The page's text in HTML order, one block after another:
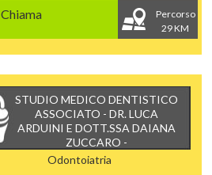
Chiama
Percorso
29 KM
STUDIO MEDICO DENTISTICO
ASSOCIATO - DR. LUCA
ARDUINI E DOTT.SSA DAIANA
ZUCCARO -
Odontoiatria